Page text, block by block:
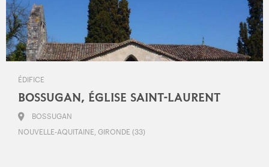
ÉDIFICE
BOSSUGAN, ÉGLISE SAINT-LAURENT
BOSSUGAN
NOUVELLE-AQUITAINE, GIRONDE (33)